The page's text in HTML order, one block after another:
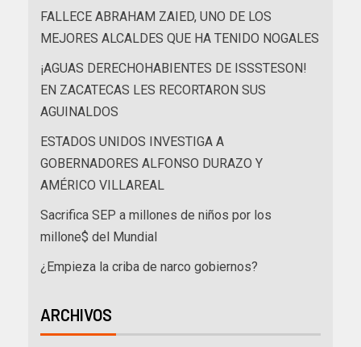
FALLECE ABRAHAM ZAIED, UNO DE LOS
MEJORES ALCALDES QUE HA TENIDO NOGALES
¡AGUAS DERECHOHABIENTES DE ISSSTESON!
EN ZACATECAS LES RECORTARON SUS
AGUINALDOS
ESTADOS UNIDOS INVESTIGA A
GOBERNADORES ALFONSO DURAZO Y
AMÉRICO VILLAREAL
Sacrifica SEP a millones de niños por los
millone$ del Mundial
¿Empieza la criba de narco gobiernos?
ARCHIVOS